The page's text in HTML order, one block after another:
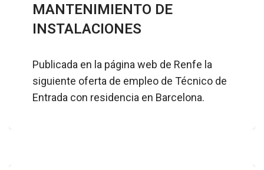
MANTENIMIENTO DE
INSTALACIONES
Publicada en la página web de Renfe la
siguiente oferta de empleo de Técnico de
Entrada con residencia en Barcelona.